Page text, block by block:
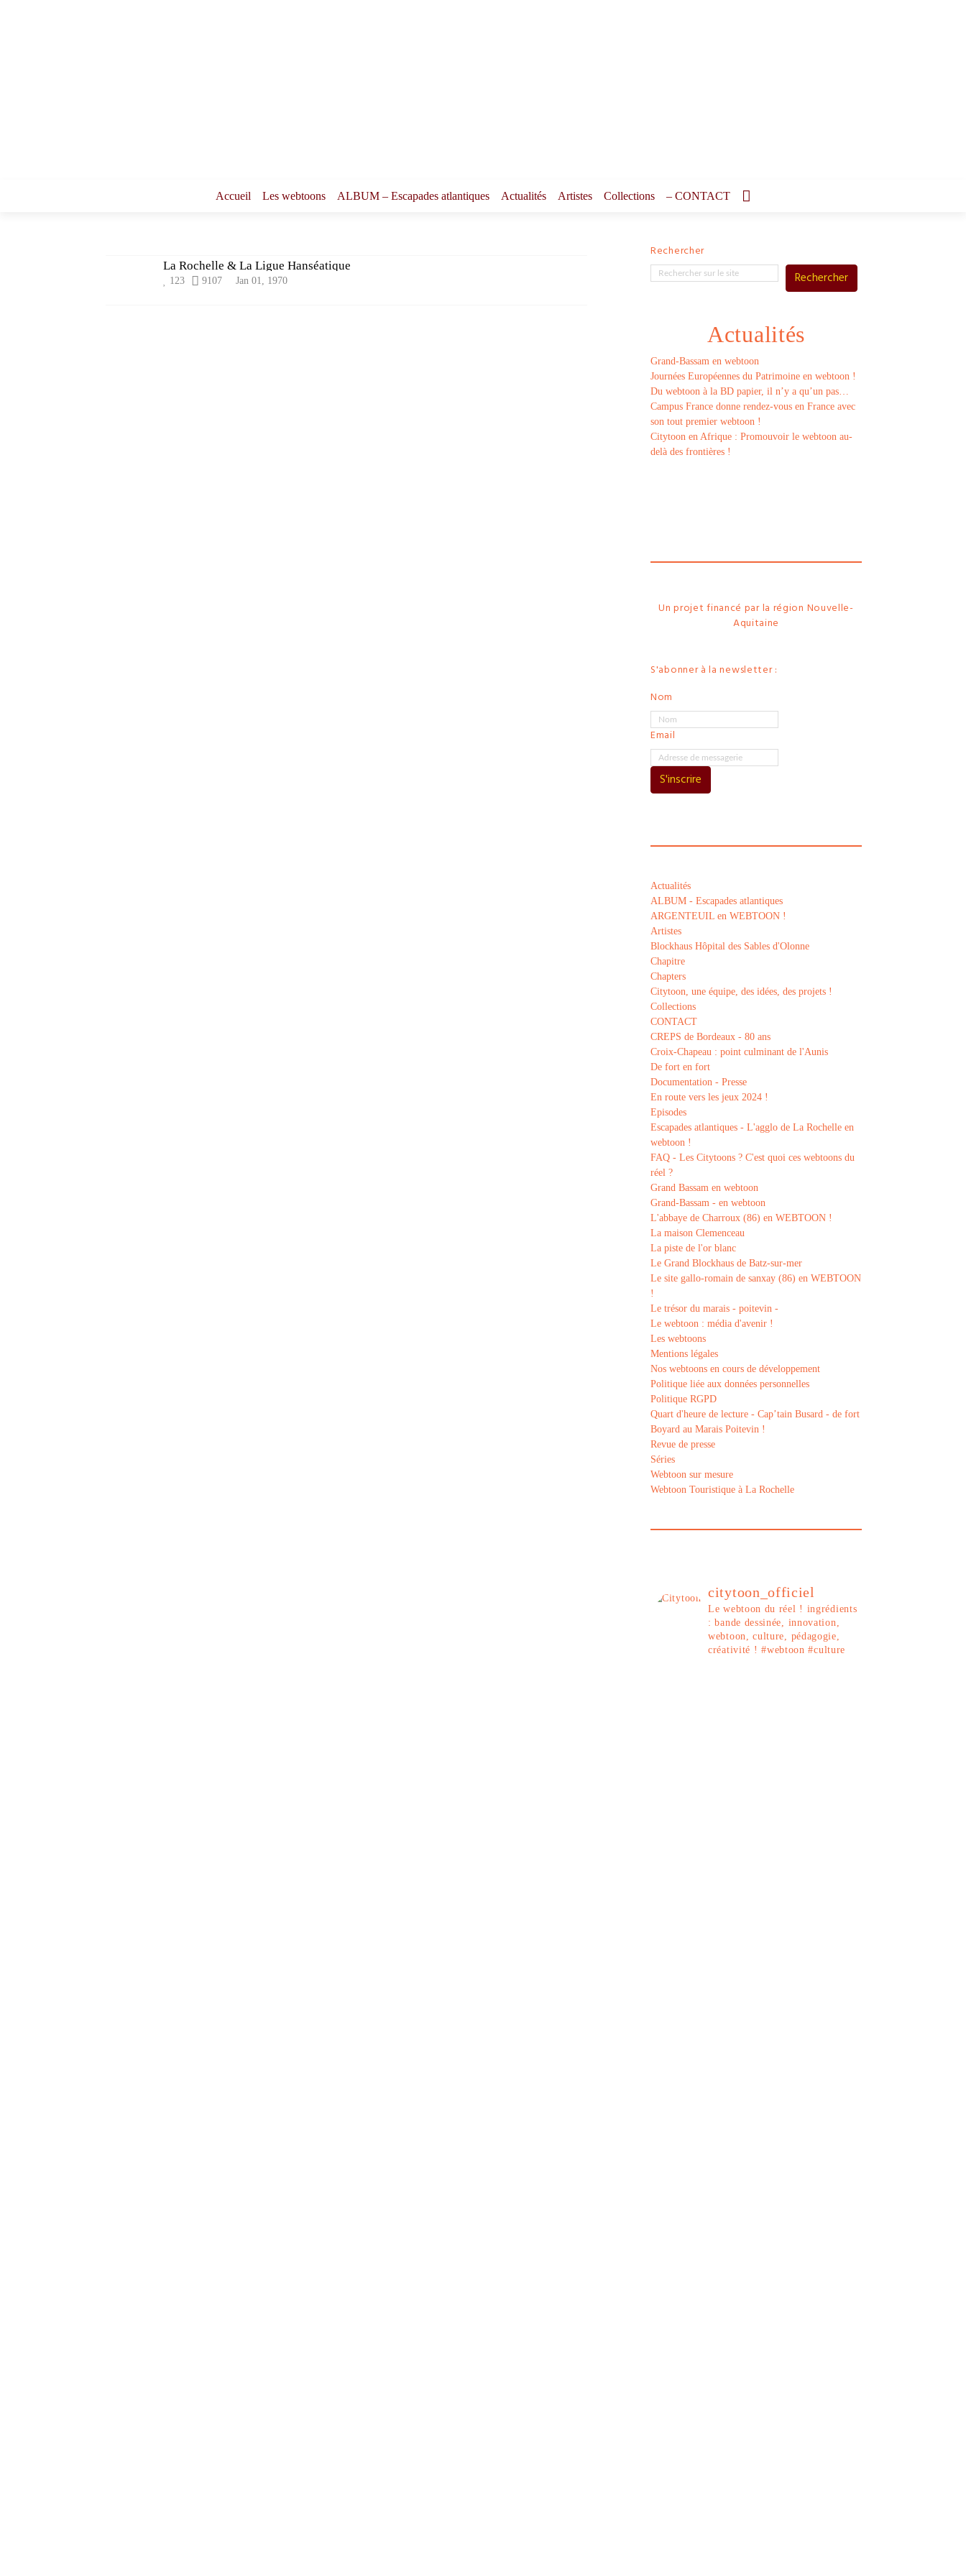
Accueil Les webtoons ALBUM – Escapades atlantiques Actualités Artistes Collections – CONTACT
La Rochelle & La Ligue Hanséatique
123 9107 Jan 01, 1970
Rechercher
Rechercher
Actualités
Grand-Bassam en webtoon
Journées Européennes du Patrimoine en webtoon !
Du webtoon à la BD papier, il n’y a qu’un pas…
Campus France donne rendez-vous en France avec
son tout premier webtoon !
Citytoon en Afrique : Promouvoir le webtoon au-
delà des frontières !
Un projet financé par la région Nouvelle-
Aquitaine
S'abonner à la newsletter :
Nom
Email
S'inscrire
Actualités
ALBUM - Escapades atlantiques
ARGENTEUIL en WEBTOON !
Artistes
Blockhaus Hôpital des Sables d'Olonne
Chapitre
Chapters
Citytoon, une équipe, des idées, des projets !
Collections
CONTACT
CREPS de Bordeaux - 80 ans
Croix-Chapeau : point culminant de l'Aunis
De fort en fort
Documentation - Presse
En route vers les jeux 2024 !
Episodes
Escapades atlantiques - L'agglo de La Rochelle en
webtoon !
FAQ - Les Citytoons ? C'est quoi ces webtoons du
réel ?
Grand Bassam en webtoon
Grand-Bassam - en webtoon
L'abbaye de Charroux (86) en WEBTOON !
La maison Clemenceau
La piste de l'or blanc
Le Grand Blockhaus de Batz-sur-mer
Le site gallo-romain de sanxay (86) en WEBTOON
!
Le trésor du marais - poitevin -
Le webtoon : média d'avenir !
Les webtoons
Mentions légales
Nos webtoons en cours de développement
Politique liée aux données personnelles
Politique RGPD
Quart d'heure de lecture - Cap’tain Busard - de fort
Boyard au Marais Poitevin !
Revue de presse
Séries
Webtoon sur mesure
Webtoon Touristique à La Rochelle
citytoon_officiel
Le webtoon du réel ! ingrédients
: bande dessinée, innovation,
webtoon, culture, pédagogie,
créativité ! #webtoon #culture